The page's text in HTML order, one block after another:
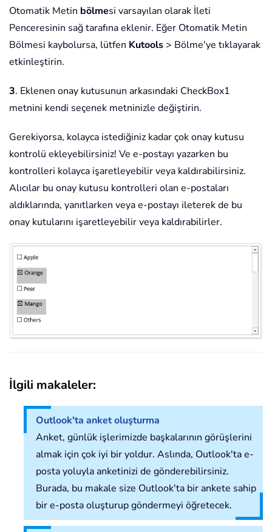
Otomatik Metin bölmesi varsayılan olarak İleti
Penceresinin sağ tarafına eklenir. Eğer Otomatik Metin
Bölmesi kaybolursa, lütfen Kutools > Bölme'ye tıklayarak
etkinleştirin.
3. Eklenen onay kutusunun arkasındaki CheckBox1
metnini kendi seçenek metninizle değiştirin.
Gerekiyorsa, kolayca istediğiniz kadar çok onay kutusu
kontrolü ekleyebilirsiniz! Ve e-postayı yazarken bu
kontrolleri kolayca işaretleyebilir veya kaldırabilirsiniz.
Alıcılar bu onay kutusu kontrolleri olan e-postaları
aldıklarında, yanıtlarken veya e-postayı ileterek de bu
onay kutularını işaretleyebilir veya kaldırabilirler.
İlgili makaleler:
Outlook'ta anket oluşturma
Anket, günlük işlerimizde başkalarının görüşlerini
almak için çok iyi bir yoldur. Aslında, Outlook'ta e-
posta yoluyla anketinizi de gönderebilirsiniz.
Burada, bu makale size Outlook'ta bir ankete sahip
bir e-posta oluşturup göndermeyi öğretecek.